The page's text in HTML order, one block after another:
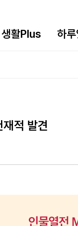
생활Plus 하
적 발견